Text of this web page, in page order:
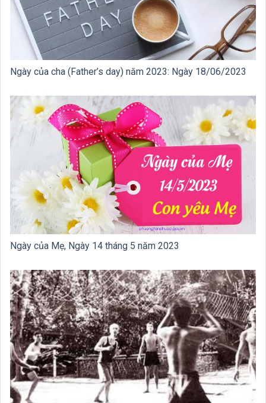
Ngày của cha (Father’s day) năm 2023: Ngày 18/06/2023
Ngày của Mẹ, Ngày 14 tháng 5 năm 2023